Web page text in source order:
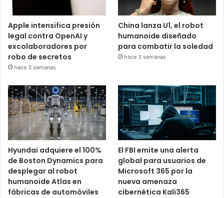
Apple intensifica presión
legal contra OpenAI y
excolaboradores por
robo de secretos
hace 3 semanas
China lanza U1, el robot
humanoide diseñado
para combatir la soledad
hace 3 semanas
Hyundai adquiere el 100%
de Boston Dynamics para
desplegar al robot
humanoide Atlas en
fábricas de automóviles
El FBI emite una alerta
global para usuarios de
Microsoft 365 por la
nueva amenaza
cibernética Kali365